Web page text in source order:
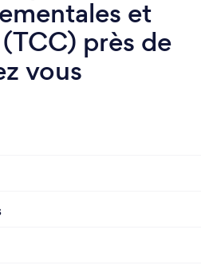
et
près de
vous